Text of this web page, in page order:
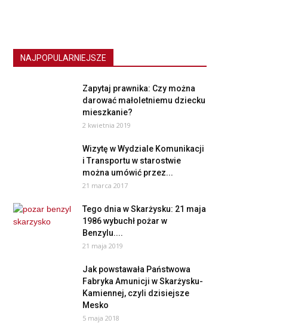
NAJPOPULARNIEJSZE
Zapytaj prawnika: Czy można
darować małoletniemu dziecku
mieszkanie?
2 kwietnia 2019
Wizytę w Wydziale Komunikacji
i Transportu w starostwie
można umówić przez...
21 marca 2017
Tego dnia w Skarżysku: 21 maja
1986 wybuchł pożar w
Benzylu....
21 maja 2019
Jak powstawała Państwowa
Fabryka Amunicji w Skarżysku-
Kamiennej, czyli dzisiejsze
Mesko
5 maja 2018